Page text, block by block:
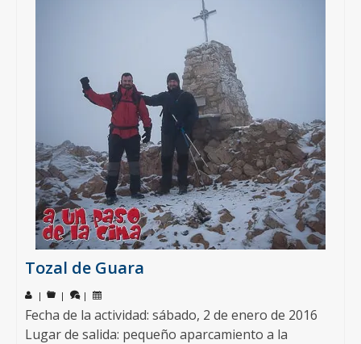
Tozal de Guara
| | |
Fecha de la actividad: sábado, 2 de enero de 2016
Lugar de salida: pequeño aparcamiento a la